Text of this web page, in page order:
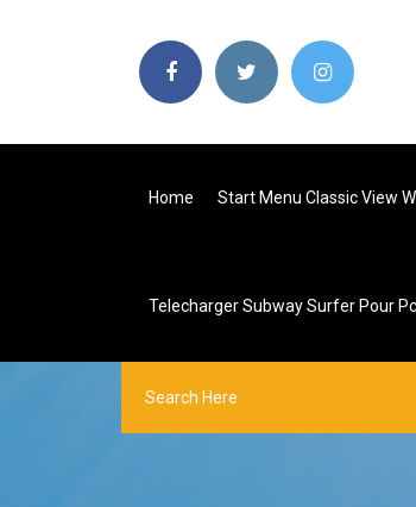
Home Start Menu Classic View
Telecharger Subway Surfer Pour Pc